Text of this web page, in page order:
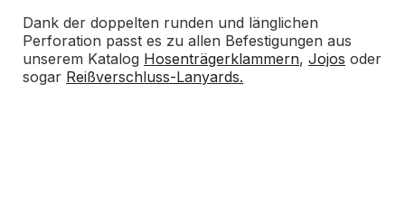
Dank der doppelten runden und länglichen
Perforation passt es zu allen Befestigungen aus
unserem Katalog Hosenträgerklammern, Jojos oder
sogar Reißverschluss-Lanyards.